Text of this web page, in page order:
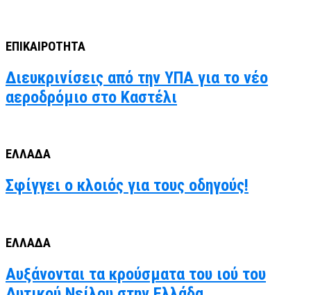
ΕΠΙΚΑΙΡΟΤΗΤΑ
Διευκρινίσεις από την ΥΠΑ για το νέο
αεροδρόμιο στο Καστέλι
ΕΛΛΑΔΑ
Σφίγγει ο κλοιός για τους οδηγούς!
ΕΛΛΑΔΑ
Αυξάνονται τα κρούσματα του ιού του